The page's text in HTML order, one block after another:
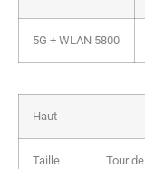
5G + WLAN 5800
Haut
Taille
Tour de